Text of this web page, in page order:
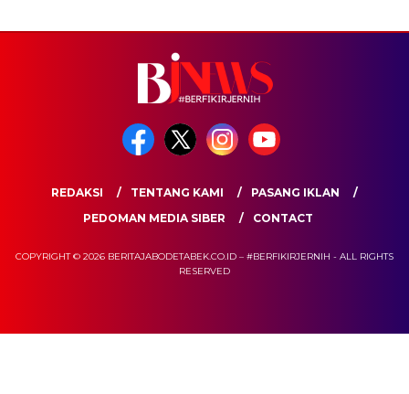
REDAKSI TENTANG KAMI
PASANG IKLAN
PEDOMAN MEDIA SIBER
CONTACT
COPYRIGHT © 2026 BERITAJABODETABEK.CO.ID – #BERFIKIRJERNIH - ALL RIGHTS
RESERVED